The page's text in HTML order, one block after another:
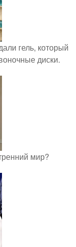
гель, который
диски.
мир?